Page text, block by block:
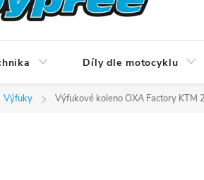
Díly dle motocyklu
Výfuky Výfukové koleno OXA Factory